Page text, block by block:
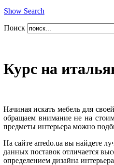
Show Search
Поиск
Курс на
Начиная искать мебель для
обращаем внимание не на
предметы интерьера можно
На сайте arredo.ua вы найдете
данных поставок отличается
определением дизайна